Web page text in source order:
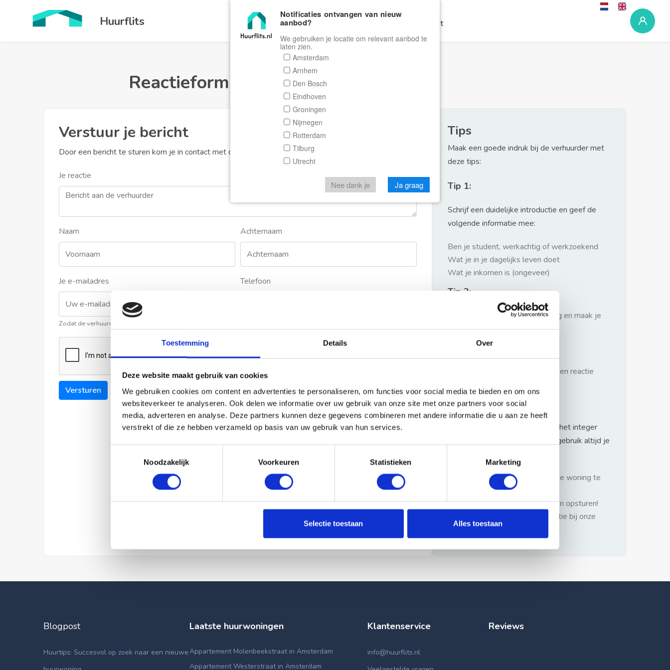
Toestemming Details Over
Deze website maakt gebruik van cookies
We gebruiken cookies om content en advertenties te personaliseren, om functies voor social media te bieden en om ons
websiteverkeer te analyseren. Ook delen we informatie over uw gebruik van onze site met onze partners voor social
media, adverteren en analyse. Deze partners kunnen deze gegevens combineren met andere informatie die u aan ze heeft
verstrekt of die ze hebben verzameld op basis van uw gebruik van hun services.
Noodzakelijk
Voorkeuren Statistieken Marketing
Selectie toestaan Alles toestaan
Huurflits Home Zoeken Contact
Reactieformulier Huurflits
Verstuur je bericht
Door een bericht te sturen kom je in contact met de aanbieder of makelaar van de woning.
Je reactie
Naam Achternaam
Je e-mailadres
Zodat de verhuurder contact met u kan opnemen
Telefoon
Versturen
Tips
Maak een goede indruk bij de verhuurder met
deze tips:
Tip 1:
Schrijf een duidelijke introductie en geef de
volgende informatie mee:
Ben je student, werkachtig of werkzoekend
Wat je in je dagelijks leven doet
Wat je inkomen is (ongeveer)
Tip 2:
Wees beleefd, niet te langdradig en maak je
verhaal kort
Wacht niet met reageren. Snel een reactie
Waarschuwing
Huurflits hecht veel waarde aan het integer
handelen van verhuurders maar gebruik altijd je
1: Nooit vooraf betalen zonder de woning te
hebben gezien.
2: Geen persoonlijke documenten opsturen!
3: Meld bij misbruik de advertentie bij onze
klantenservice.
Blogpost
Huurtips: Succesvol op zoek naar een nieuwe
Laatste huurwoningen
Appartement Molenbeekstraat in Amsterdam
Appartement Westerstraat in Amsterdam
Klantenservice
info@huurflits.nl
Reviews
Notificaties ontvangen van nieuw
aanbod?
We gebruiken je locatie om relevant aanbod te
laten zien.
Amsterdam
Arnhem
Den Bosch
Eindhoven
Groningen
Nijmegen
Rotterdam
Tilburg
Utrecht
Nee dank je Ja graag